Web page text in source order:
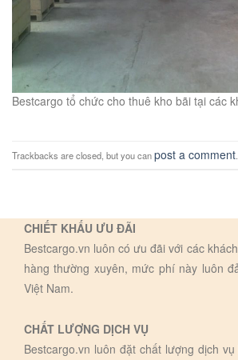
Bestcargo tổ chức cho thuê kho bãi tại các
Trackbacks are closed, but you canpost a comment
CHIẾT KHẤU ƯU ĐÃI
Bestcargo.vn luôn có ưu đãi với các
hàng thường xuyên, mức phí này luôn
Việt Nam.
CHẤT LƯỢNG DỊCH VỤ
Bestcargo.vn luôn đặt chất lượng dịch